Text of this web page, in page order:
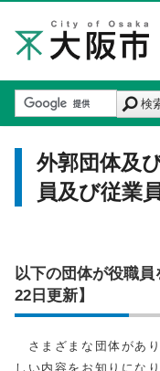
検
外郭団体及
員及び従業
以下の団体が役職員
22日更新】
さまざまな団体があ
しい内容をお知りにな